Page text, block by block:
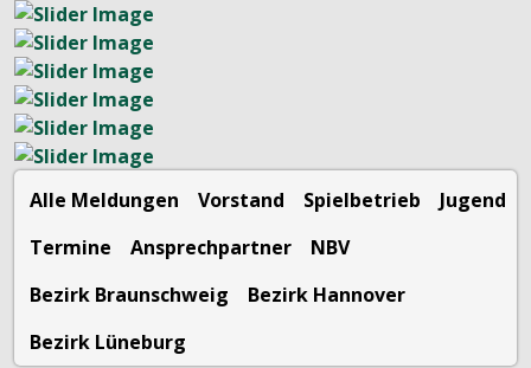
Alle Meldungen Vorstand Spielbetrieb
Jugend
Termine
Ansprechpartner
NBV
Bezirk Braunschweig
Bezirk Hannover
Bezirk Lüneburg